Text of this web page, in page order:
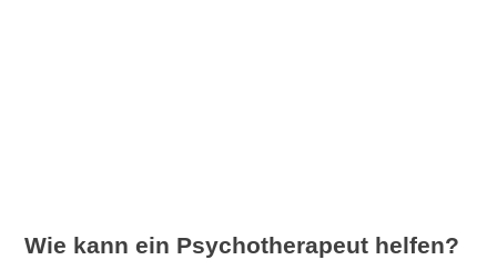
Wie kann ein Psychotherapeut helfen?